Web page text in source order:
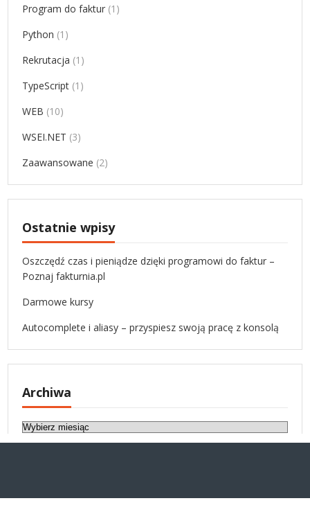
Program do faktur (1)
Python (1)
Rekrutacja (1)
TypeScript (1)
WEB (10)
WSEI.NET (3)
Zaawansowane (2)
Ostatnie wpisy
Oszczędź czas i pieniądze dzięki programowi do faktur –
Poznaj fakturnia.pl
Darmowe kursy
Autocomplete i aliasy – przyspiesz swoją pracę z konsolą
Archiwa
A
r
w